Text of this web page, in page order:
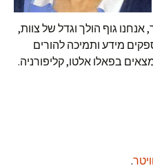
אנחנו גוף הולך וגדל של צוות,
מידע ותמיכה להורים
בפאלו אלטו, קליפורניה.
.